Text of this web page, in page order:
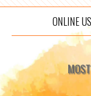
ONLINE
MOST